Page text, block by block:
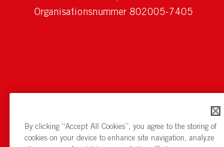
Organisationsnummer 802005-7405
By clicking “Accept All Cookies”, you agree to the storing of
cookies on your device to enhance site navigation, analyze